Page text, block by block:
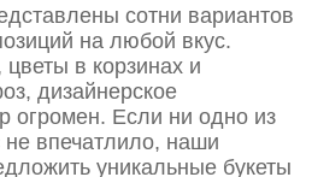
сотни вариантов
на любой вкус.
в корзинах и
дизайнерское
Если ни одно из
впечатлило, наши
уникальные букеты